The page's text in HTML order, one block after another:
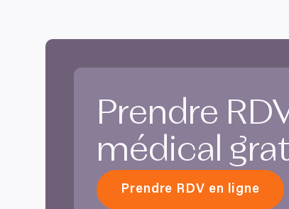
Prendre
médical
Prendre RDV en ligne